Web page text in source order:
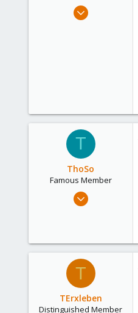
Oct 20, 2008
T
ThoSo
Famous Member
Apr 14, 2024
56
T
TErxleben
Distinguished Member